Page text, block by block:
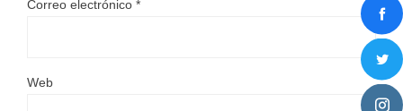
Correo electrónico *
Web